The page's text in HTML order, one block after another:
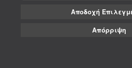
Αποδοχή
Απόρριψη